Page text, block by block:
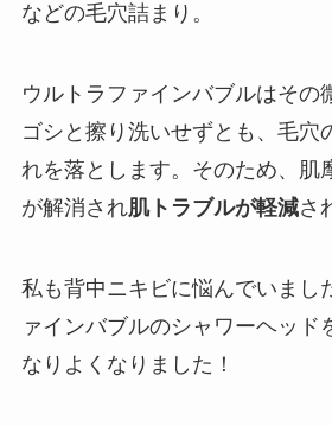
などの毛穴詰まり。
ウルトラファインバブルはその
ゴシと擦り洗いせずとも、毛穴
れを落とします。そのため、肌
が解消され肌トラブルが軽減さ
私も背中ニキビに悩んでいまし
ァインバブルのシャワーヘッド
なりよくなりました！